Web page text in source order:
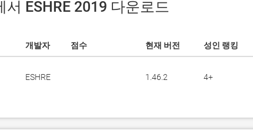
서 ESHRE 2019 다운로드
개발자 점수 현재 버전 성인 랭킹
ESHRE 1.46.2 4+